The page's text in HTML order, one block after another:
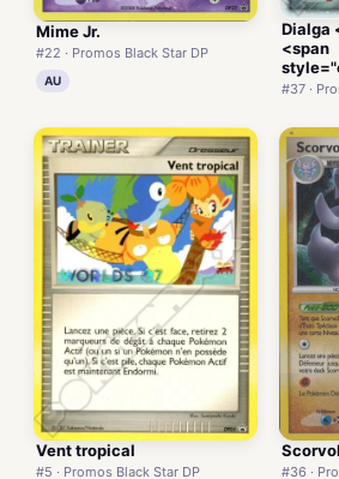
Mime Jr.
#22 · Promos Black Star DP
AU
Dialga
<span
#37 ·
Vent tropical
#5 · Promos Black Star DP
Scorvol
#36 ·